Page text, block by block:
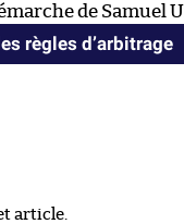
de Samuel
règles d’arbitrage
article.